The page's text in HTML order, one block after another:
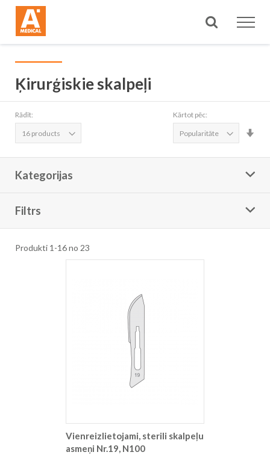
Meklēt
Ķirurģiskie skalpeļi
Rādīt: Kārtot pēc:
Kategorijas
Filtrs
Produkti 1 -16no 23
Vienreizlietojami, sterili skalpeļu
asmeņi Nr.19, N100